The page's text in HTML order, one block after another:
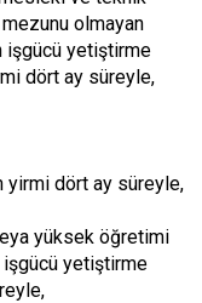
olmayan
işgücü yetiştirme
dört ay süreyle,
dört ay süreyle,
yüksek öğretimi
işgücü yetiştirme